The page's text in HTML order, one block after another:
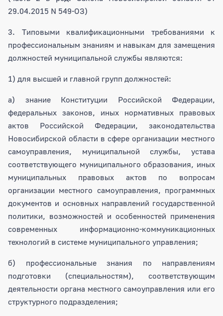
29.04.2015 N 549-ОЗ)
3. Типовыми квалификационными требованиями к
профессиональным знаниям и навыкам для замещения
должностей муниципальной службы являются:
1) для высшей и главной групп должностей:
а) знание Конституции Российской Федерации,
федеральных законов, иных нормативных правовых
актов Российской Федерации, законодательства
Новосибирской области в сфере организации местного
самоуправления, муниципальной службы, устава
соответствующего муниципального образования, иных
муниципальных правовых актов по вопросам
организации местного самоуправления, программных
документов и основных направлений государственной
политики, возможностей и особенностей применения
современных информационно-коммуникационных
технологий в системе муниципального управления;
б) профессиональные знания по направлениям
подготовки (специальностям), соответствующим
деятельности органа местного самоуправления или его
структурного подразделения;